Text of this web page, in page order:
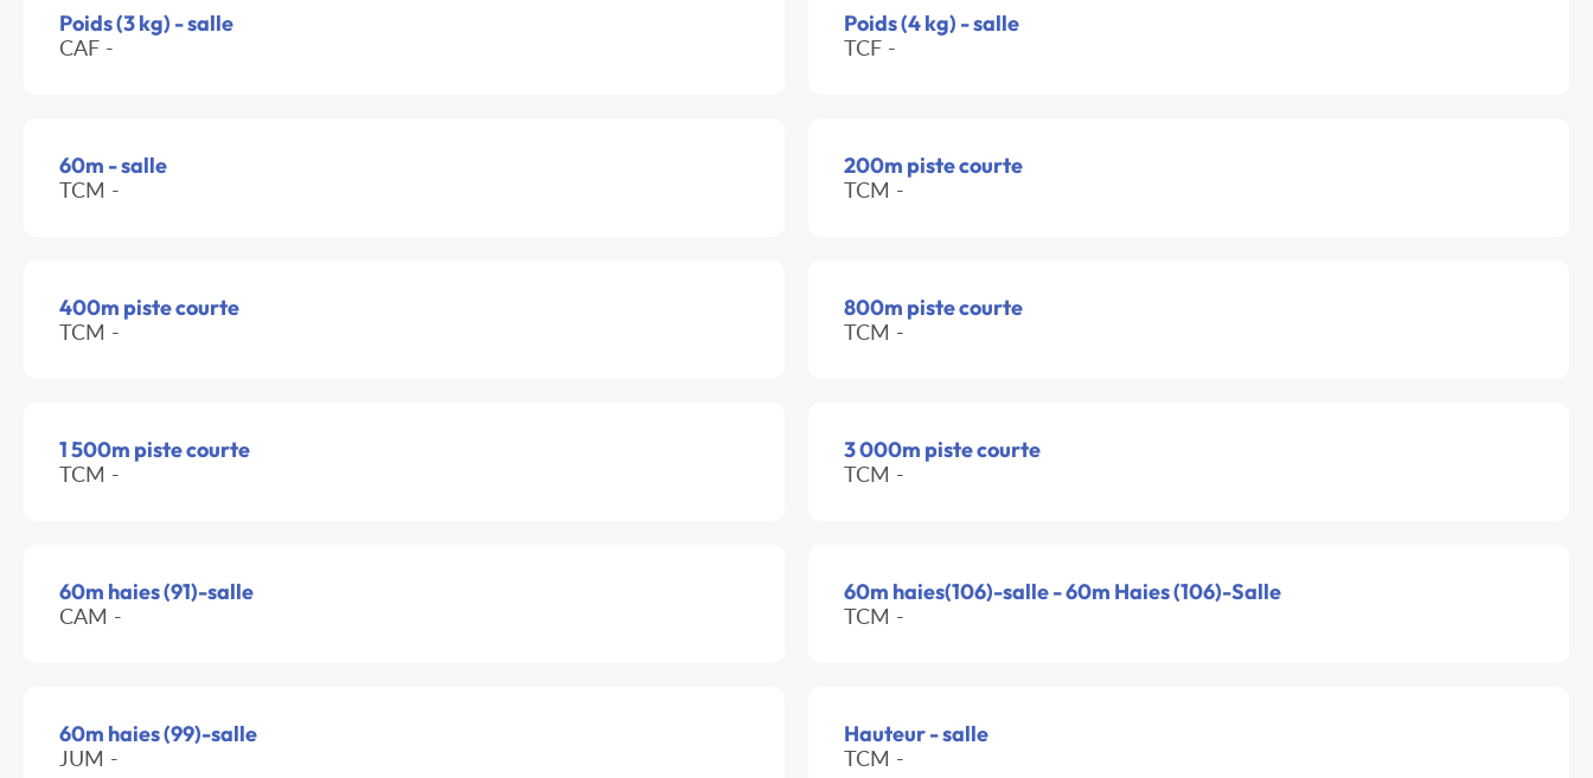
Poids (3 kg) - salle
CAF -
Poids (4 kg) - salle
TCF -
60m - salle
TCM -
200m piste courte
TCM -
400m piste courte
TCM -
800m piste courte
TCM -
1 500m piste courte
TCM -
3 000m piste courte
TCM -
60m haies (91)-salle
CAM -
60m haies(106)-salle - 60m Haies (106)-Salle
TCM -
60m haies (99)-salle
JUM -
Hauteur - salle
TCM -